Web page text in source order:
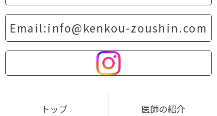
Email:info@kenkou-zoushin.com
トップ 医師の紹介